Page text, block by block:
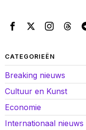
CATEGORIEËN
Breaking nieuws
Cultuur en Kunst
Economie
Internationaal nieuws